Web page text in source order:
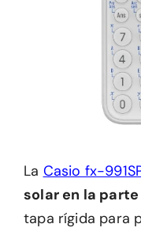
La Casio fx-
solar en la
tapa rígida para